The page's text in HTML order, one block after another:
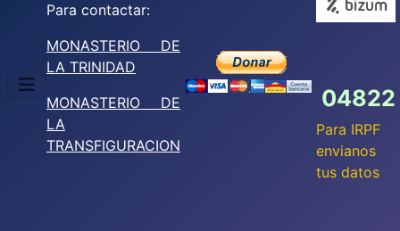
Para contactar:
MONASTERIO DE
LA TRINIDAD
MONASTERIO DE
LA
TRANSFIGURACION
04822
Para IRPF
envianos
tus datos